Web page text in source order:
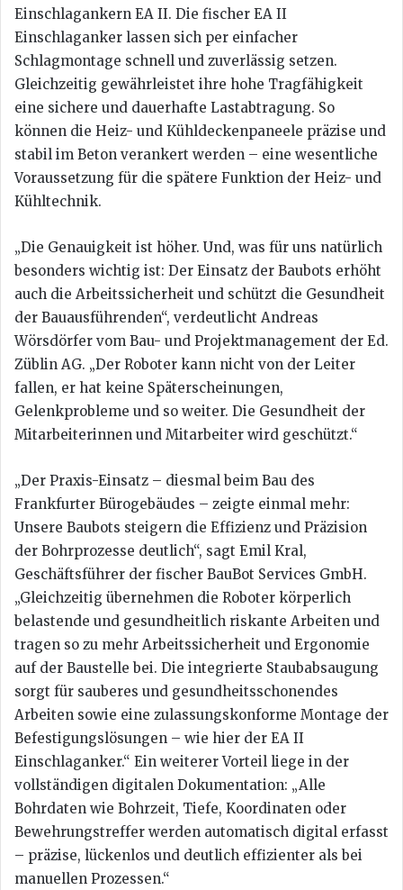
Einschlagankern EA II. Die fischer EA II
Einschlaganker lassen sich per einfacher
Schlagmontage schnell und zuverlässig setzen.
Gleichzeitig gewährleistet ihre hohe Tragfähigkeit
eine sichere und dauerhafte Lastabtragung. So
können die Heiz- und Kühldeckenpaneele präzise und
stabil im Beton verankert werden – eine wesentliche
Voraussetzung für die spätere Funktion der Heiz- und
Kühltechnik.
„Die Genauigkeit ist höher. Und, was für uns natürlich
besonders wichtig ist: Der Einsatz der Baubots erhöht
auch die Arbeitssicherheit und schützt die Gesundheit
der Bauausführenden“, verdeutlicht Andreas
Wörsdörfer vom Bau- und Projektmanagement der Ed.
Züblin AG. „Der Roboter kann nicht von der Leiter
fallen, er hat keine Späterscheinungen,
Gelenkprobleme und so weiter. Die Gesundheit der
Mitarbeiterinnen und Mitarbeiter wird geschützt.“
„Der Praxis-Einsatz – diesmal beim Bau des
Frankfurter Bürogebäudes – zeigte einmal mehr:
Unsere Baubots steigern die Effizienz und Präzision
der Bohrprozesse deutlich“, sagt Emil Kral,
Geschäftsführer der fischer BauBot Services GmbH.
„Gleichzeitig übernehmen die Roboter körperlich
belastende und gesundheitlich riskante Arbeiten und
tragen so zu mehr Arbeitssicherheit und Ergonomie
auf der Baustelle bei. Die integrierte Staubabsaugung
sorgt für sauberes und gesundheitsschonendes
Arbeiten sowie eine zulassungskonforme Montage der
Befestigungslösungen – wie hier der EA II
Einschlaganker.“ Ein weiterer Vorteil liege in der
vollständigen digitalen Dokumentation: „Alle
Bohrdaten wie Bohrzeit, Tiefe, Koordinaten oder
Bewehrungstreffer werden automatisch digital erfasst
– präzise, lückenlos und deutlich effizienter als bei
manuellen Prozessen.“